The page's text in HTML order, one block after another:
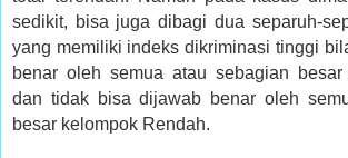
sedikit, bisa juga dibagi dua separuh-
yang memiliki indeks dikriminasi tinggi
benar oleh semua atau sebagian
dan tidak bisa dijawab benar oleh
besar kelompok Rendah.